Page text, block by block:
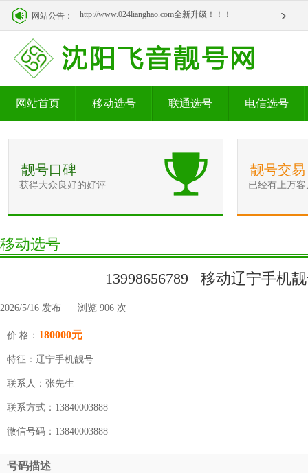
网站公告： http://www.024lianghao.com全新升级！！！
网站首页 移动选号 联通选号 电信选号
靓号口碑
获得大众良好的好评
靓号交易
已经有上万
移动选号
13998656789 移动辽宁手机
2026/5/16 发布 浏览 906 次
价 格： 180000元
特征： 辽宁手机靓号
联系人： 张先生
联系方式： 13840003888
微信号码： 13840003888
号码描述